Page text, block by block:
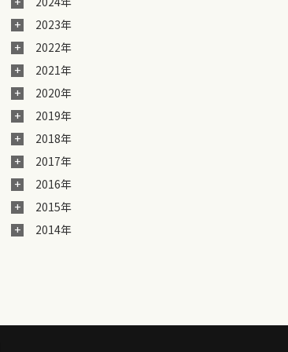
2023年
2022年
2021年
2020年
2019年
2018年
2017年
2016年
2015年
2014年